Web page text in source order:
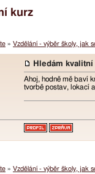
kurz
» Vzdělání - výběr školy, jak
Hledám kvalitní
Ahoj, hodně mě baví
tvorbě postav, lokací
» Vzdělání - výběr školy, jak